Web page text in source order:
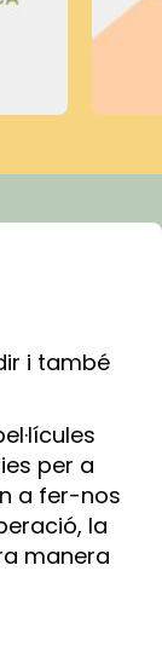
i també
per a
a fer-nos
la
manera